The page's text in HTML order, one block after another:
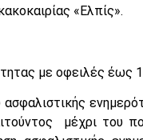
«Ελπίς».
με οφειλές
μέχρι